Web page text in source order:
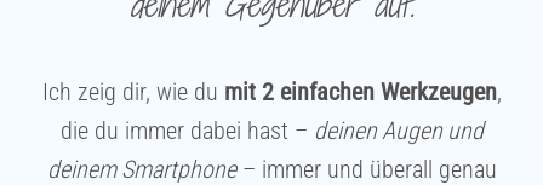
Ich zeig dir, wie du mit 2 einfachen Werkzeugen,
die du immer dabei hast – deinen Augen und
deinem Smartphone– immer und überall genau